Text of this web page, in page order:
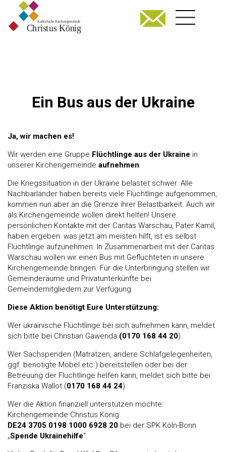
Ein Bus aus der Ukraine
Ja, wir machen es!
Wir werden eine Gruppe Flüchtlinge aus der Ukraine in
unserer Kirchengemeinde aufnehmen.
Die Kriegssituation in der Ukraine belastet schwer. Alle
Nachbarländer haben bereits viele Flüchtlinge aufgenommen,
kommen nun aber an die Grenze ihrer Belastbarkeit. Auch wir
als Kirchengemeinde wollen direkt helfen! Unsere
persönlichen Kontakte mit der Caritas Warschau, Pater Kamil,
haben ergeben: was jetzt am meisten hilft, ist es selbst
Flüchtlinge aufzunehmen. In Zusammenarbeit mit der Caritas
Warschau wollen wir einen Bus mit Geflüchteten in unsere
Kirchengemeinde bringen. Für die Unterbringung stellen wir
Gemeinderäume und Privatunterkünfte bei
Gemeindemitgliedern zur Verfügung.
Diese Aktion benötigt Eure Unterstützung:
Wer ukrainische Flüchtlinge bei sich aufnehmen kann, meldet
sich bitte bei Christian Gawenda (0170 168 44 20).
Wer Sachspenden (Matratzen, andere Schlafgelegenheiten,
ggf. benötigte Möbel etc.) bereitstellen oder bei der
Betreuung der Flüchtlinge helfen kann, meldet sich bitte bei
Franziska Wallot (0170 168 44 24).
Wer die Aktion finanziell unterstützen möchte:
Kirchengemeinde Christus König
DE24 3705 0198 1000 6928 20 bei der SPK Köln-Bonn
„Spende Ukrainehilfe“